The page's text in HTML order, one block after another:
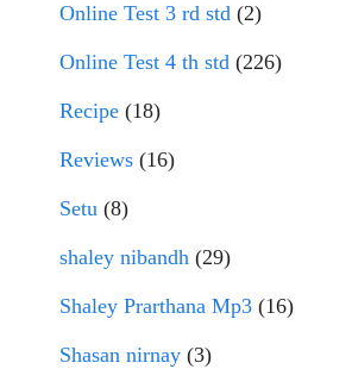
Online Test 3 rd std (2)
Online Test 4 th std (226)
Recipe (18)
Reviews (16)
Setu (8)
shaley nibandh (29)
Shaley Prarthana Mp3 (16)
Shasan nirnay (3)